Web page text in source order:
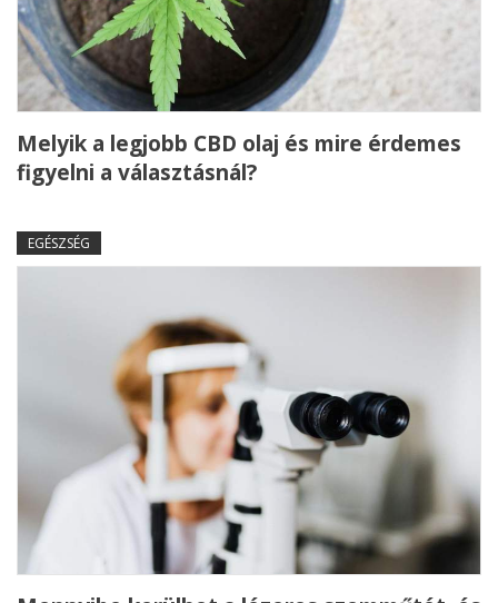
Melyik a legjobb CBD olaj és mire érdemes
figyelni a választásnál?
EGÉSZSÉG